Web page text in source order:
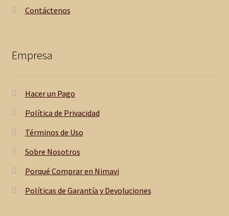
Contáctenos
Empresa
Hacer un Pago
Política de Privacidad
Términos de Uso
Sobre Nosotros
Porqué Comprar en Nimavi
Políticas de Garantía y Devoluciones